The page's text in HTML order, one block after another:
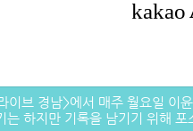
이브 경남>에서 매주 월요일 이
는 하지만 기록을 남기기 위해